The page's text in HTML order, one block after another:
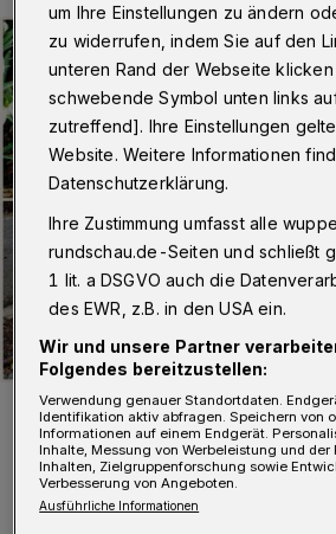
Die schöne Natur wird durch den Müll
Foto: Doris Balke
um Ihre Einstellungen zu ändern
zu widerrufen, indem Sie auf den
unteren Rand der Webseite
schwebende Symbol unten links
zutreffend]. Ihre Einstellungen
Website. Weitere Informationen
Datenschutzerklärung.
Ihre Zustimmung umfasst alle
rundschau.de-Seiten und schließt
1 lit. a DSGVO auch die
des EWR, z.B. in den USA ein.
Wir und unsere Partner
Folgendes bereitzustellen:
Verwendung genauer Standortdaten.
Identifikation aktiv abfragen. Speichern von
Informationen auf einem Endgerät.
Inhalte, Messung von Werbeleistung und der
Inhalten, Zielgruppenforschung sowie
Verbesserung von Angeboten.
Ausführliche Informationen